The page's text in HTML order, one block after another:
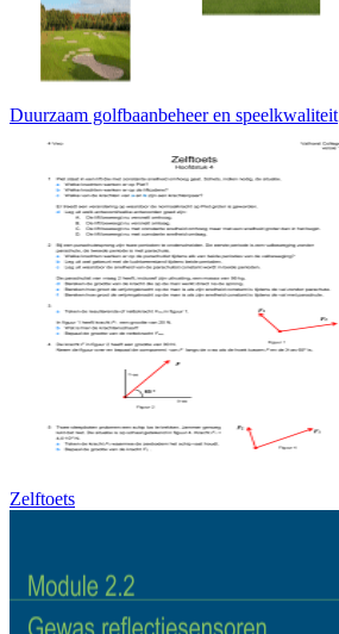
Duurzaam golfbaanbeheer en speelkwaliteit
Zelftoets